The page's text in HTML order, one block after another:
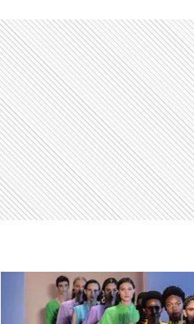
DO
SPFW
ASSINAM
CAMISETAS
DO
SOU
DE
ALGODÃO